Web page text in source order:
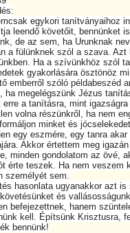
egykori tanítványaihoz
leendő követőit, bennünket
de az sem, ha Urunknak
a fülünknek szól a szava.
Ha a szívünkhöz szól
gyakorlására ösztönöz
emberről szóló példabeszéd
ha megelégszünk Jézus
a tanításra, mint
volna részünkről, ha nem
minket és
egy eszmére, egy tanra
Akkor értettem meg
minden gondolatom az övé,
érte teszek. Ha nem veszem
személyét sem.
hasonlata ugyanakkor azt is
és
befejezettnek, hanem
kell. Építsünk Krisztusra,
bennünk!